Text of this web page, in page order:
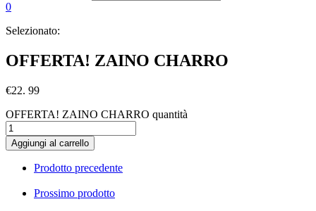
0
Selezionato:
OFFERTA! ZAINO CHARRO
€22. 99
OFFERTA! ZAINO CHARRO quantità
Aggiungi al carrello
Prodotto precedente
Prossimo prodotto